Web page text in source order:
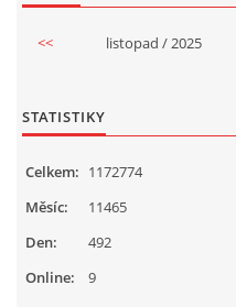
<< listopad / 2025
STATISTIKY
Online: 9
Celkem: 1172774
Měsíc:
11465
Den:
492